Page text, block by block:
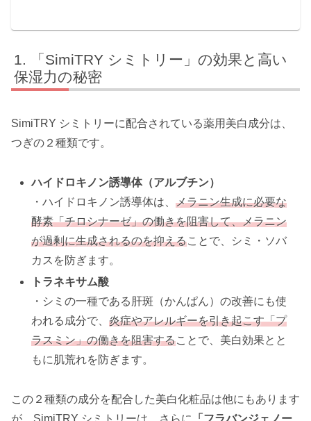
「SimiTRY シミトリー」の効果と高い
保湿力の秘密
SimiTRY シミトリーに配合されている薬用美白成分は、
つぎの２種類です。
ハイドロキノン誘導体（アルブチン）
・ハイドロキノン誘導体は、メラニン生成に必要な
酵素「チロシナーゼ」の働きを阻害して、メラニン
が過剰に生成されるのを抑えることで、シミ・ソバ
カスを防ぎます。
トラネキサム酸
・シミの一種である肝斑（かんぱん）の改善にも使
われる成分で、炎症やアレルギーを引き起こす「プ
ラスミン」の働きを阻害することで、美白効果とと
もに肌荒れを防ぎます。
この２種類の成分を配合した美白化粧品は他にもあります